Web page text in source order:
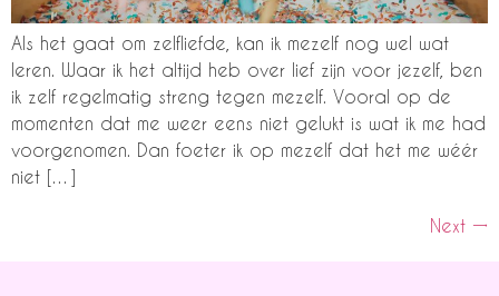
Als het gaat om zelfliefde, kan ik mezelf nog wel wat
leren. Waar ik het altijd heb over lief zijn voor jezelf, ben
ik zelf regelmatig streng tegen mezelf. Vooral op de
momenten dat me weer eens niet gelukt is wat ik me had
voorgenomen. Dan foeter ik op mezelf dat het me wéér
niet […]
Next →